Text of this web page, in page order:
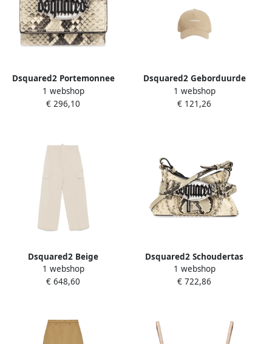
Dsquared2 Portemonnee
met logo Beige Dames
1 webshop
€ 296,10
Dsquared2 Geborduurde
Logo Baseballpet Beige
1 webshop
€ 121,26
Dsquared2 Beige
Geborduurd Logo Casual
Broek Beige Dames
1 webshop
€ 648,60
Dsquared2 Schoudertas
Gothic Beige Dames
1 webshop
€ 722,86